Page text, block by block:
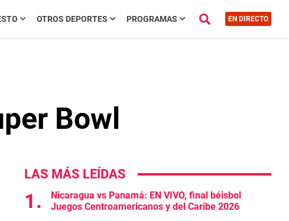
OTROS DEPORTES PROGRAMAS EN DIRECTO
Bowl
LAS MÁS LEÍDAS
Nicaragua vs Panamá: EN VIVO, final béisbol
Juegos Centroamericanos y del Caribe 2026